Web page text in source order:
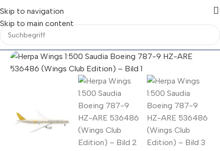
Skip to navigation
Skip to main content